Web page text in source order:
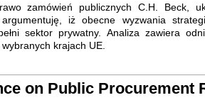
zamówień publicznych C.H. Beck,
iż obecne wyzwania
sektor prywatny. Analiza zawiera
krajach UE.
on Public Procurement